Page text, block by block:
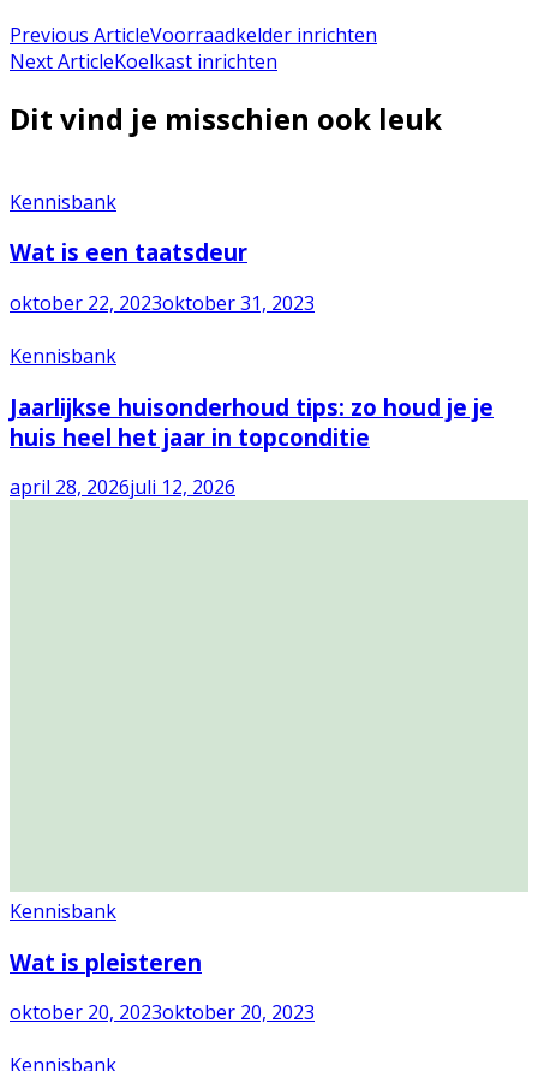
Previous ArticleVoorraadkelder inrichten
Next ArticleKoelkast inrichten
Dit vind je misschien ook leuk
Kennisbank
Wat is een taatsdeur
oktober 22, 2023oktober 31, 2023
Kennisbank
Jaarlijkse huisonderhoud tips: zo houd je je
huis heel het jaar in topconditie
april 28, 2026juli 12, 2026
Kennisbank
Wat is pleisteren
oktober 20, 2023oktober 20, 2023
Kennisbank